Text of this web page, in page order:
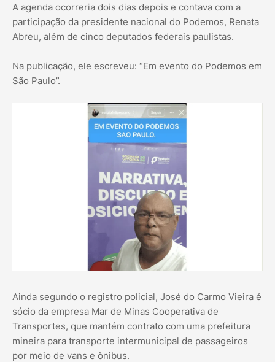
A agenda ocorreria dois dias depois e contava com a
participação da presidente nacional do Podemos, Renata
Abreu, além de cinco deputados federais paulistas.
Na publicação, ele escreveu: “Em evento do Podemos em
São Paulo”.
Ainda segundo o registro policial, José do Carmo Vieira é
sócio da empresa Mar de Minas Cooperativa de
Transportes, que mantém contrato com uma prefeitura
mineira para transporte intermunicipal de passageiros
por meio de vans e ônibus.